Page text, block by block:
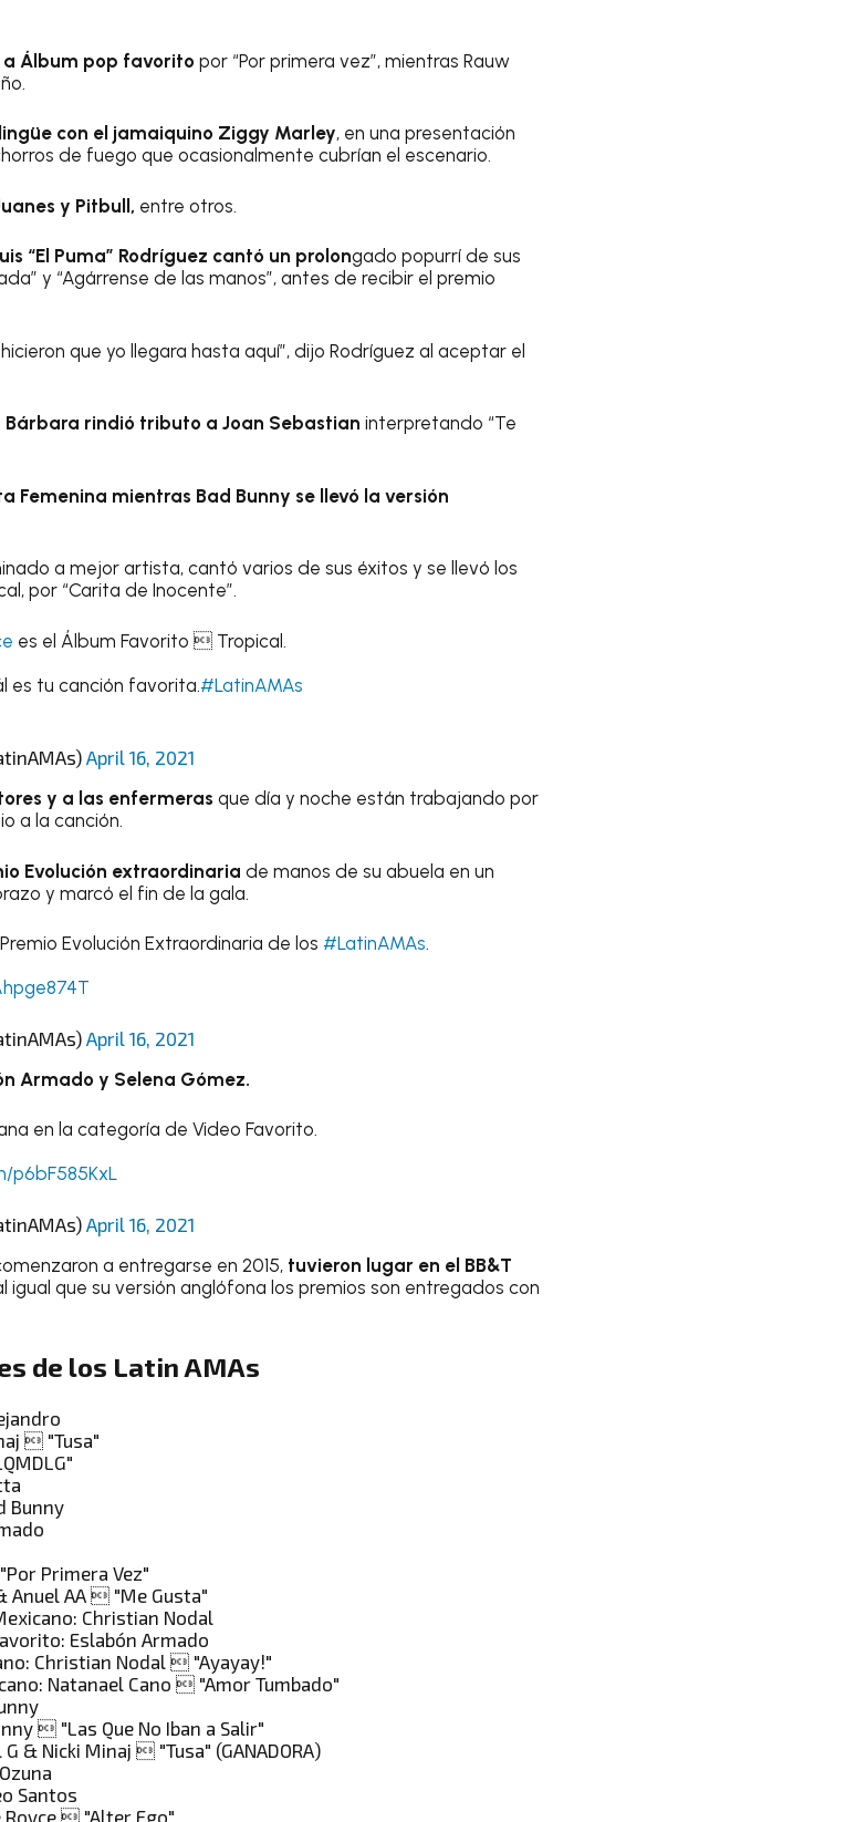
a Álbum pop favorito por “Por primera vez”, mientras Rauw
con el jamaiquino Ziggy Marley, en una presentación
de fuego que ocasionalmente cubrían el escenario.
y Pitbull, entre otros.
“El Puma” Rodríguez cantó un prolongado popurrí de sus
y “Agárrense de las manos”, antes de recibir el premio
que yo llegara hasta aquí”, dijo Rodríguez al aceptar el
Bárbara rindió tributo a Joan Sebastian interpretando “Te
Femenina mientras Bad Bunny se llevó la versión
a mejor artista, cantó varios de sus éxitos y se llevó los
por “Carita de Inocente”.
es el Álbum Favorito  Tropical.
es tu canción favorita.#LatinAMAs
April 16, 2021
y a las enfermeras que día y noche están trabajando por
a la canción.
Evolución extraordinaria de manos de su abuela en un
y marcó el fin de la gala.
Evolución Extraordinaria de los #LatinAMAs.
April 16, 2021
Armado y Selena Gómez.
en la categoría de Video Favorito.
p6bF585KxL
April 16, 2021
a entregarse en 2015, tuvieron lugar en el BB&T
igual que su versión anglófona los premios son entregados con
de los Latin AMAs
 "Tusa"
Bunny
Primera Vez"
Anuel AA  "Me Gusta"
Christian Nodal
Eslabón Armado
Christian Nodal  "Ayayay!"
Natanael Cano  "Amor Tumbado"
 "Las Que No Iban a Salir"
& Nicki Minaj  "Tusa" (GANADORA)
Santos
 "Alter Ego"